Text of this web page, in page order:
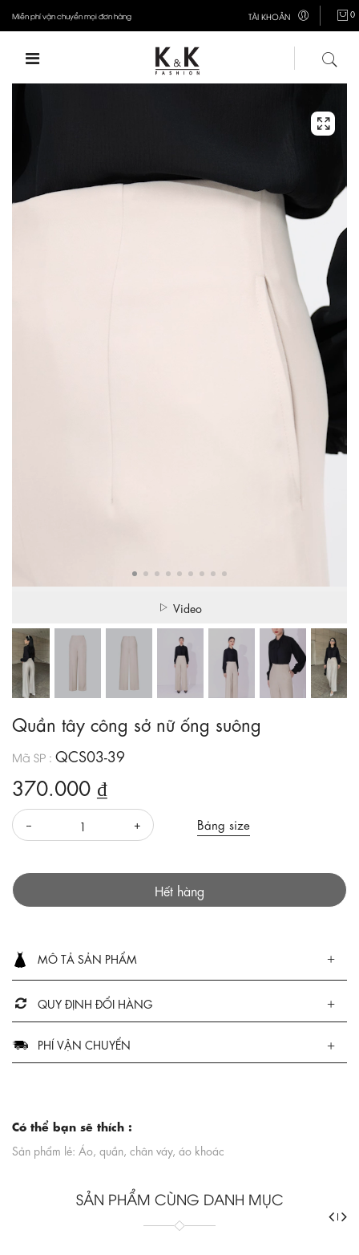
Miễn phí vận chuyển mọi đơn hàng TÀI KHOẢN 0
Video
Quần tây công sở nữ ống suông
Mã SP : QCS03-39
370.000 ₫
Bảng size
Hết hàng
MÔ TẢ SẢN PHẨM
QUY ĐỊNH ĐỔI HÀNG
PHÍ VẬN CHUYỂN
Có thể bạn sẽ thích :
Sản phẩm lẻ: Áo, quần, chân váy, áo khoác
SẢN PHẨM CÙNG DANH MỤC